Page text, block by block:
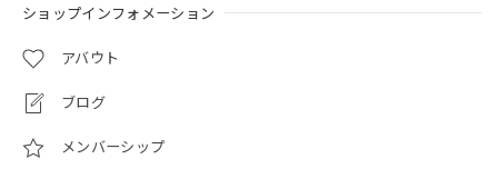
ショップインフォメーション
アバウト
ブログ
メンバーシップ